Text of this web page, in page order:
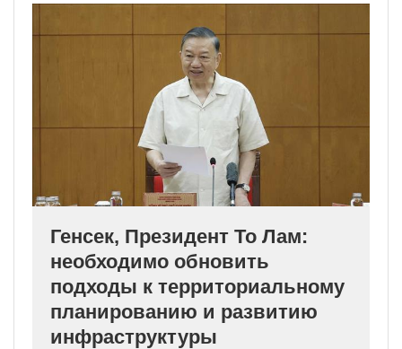
Генсек, Президент То Лам:
необходимо обновить
подходы к территориальному
планированию и развитию
инфраструктуры